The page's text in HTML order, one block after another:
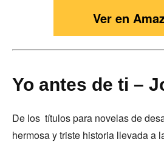
Ver en
Yo antes de ti –
De los títulos para novelas de
hermosa y triste historia llevada a